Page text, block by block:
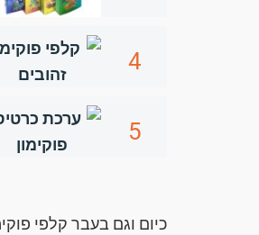
4
5
כיום וגם בעבר קלפי